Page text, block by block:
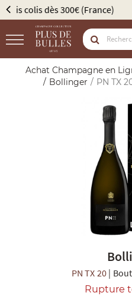
Élu Meilleur Caviste
Achat Champagne en
Bollinger
PN TX
PN TX 20 |
Rupture